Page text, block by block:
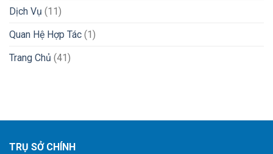
Dịch Vụ (11)
Quan Hệ Hợp Tác (1)
Trang Chủ (41)
TRỤ SỞ CHÍNH